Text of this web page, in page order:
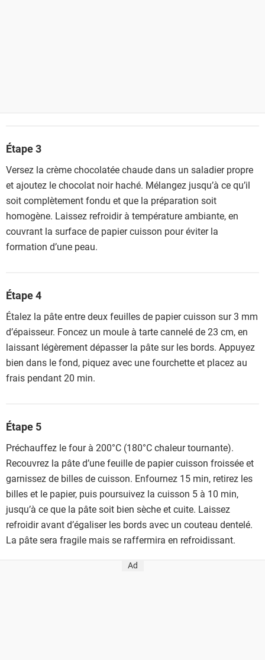
Étape 3
Versez la crème chocolatée chaude dans un saladier propre
et ajoutez le chocolat noir haché. Mélangez jusqu’à ce qu’il
soit complètement fondu et que la préparation soit
homogène. Laissez refroidir à température ambiante, en
couvrant la surface de papier cuisson pour éviter la
formation d’une peau.
Étape 4
Étalez la pâte entre deux feuilles de papier cuisson sur 3 mm
d’épaisseur. Foncez un moule à tarte cannelé de 23 cm, en
laissant légèrement dépasser la pâte sur les bords. Appuyez
bien dans le fond, piquez avec une fourchette et placez au
frais pendant 20 min.
Étape 5
Préchauffez le four à 200°C (180°C chaleur tournante).
Recouvrez la pâte d’une feuille de papier cuisson froissée et
garnissez de billes de cuisson. Enfournez 15 min, retirez les
billes et le papier, puis poursuivez la cuisson 5 à 10 min,
jusqu’à ce que la pâte soit bien sèche et cuite. Laissez
refroidir avant d’égaliser les bords avec un couteau dentelé.
La pâte sera fragile mais se raffermira en refroidissant.
Ad